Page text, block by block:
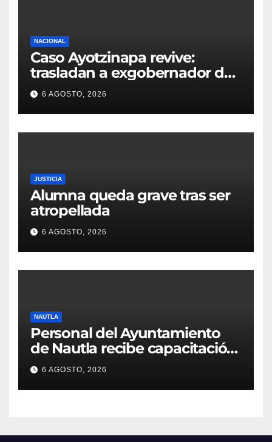
NACIONAL
Caso Ayotzinapa revive:
trasladan a exgobernador de
Guerrero a prisión federal
6 AGOSTO, 2026
JUSTICIA
Alumna queda grave tras ser
atropellada
6 AGOSTO, 2026
NAUTLA
Personal del Ayuntamiento
de Nautla recibe capacitación
en atención a emergencias
6 AGOSTO, 2026